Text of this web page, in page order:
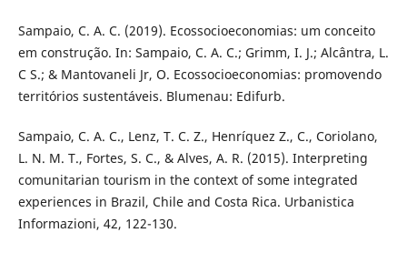
Sampaio, C. A. C. (2019). Ecossocioeconomias: um conceito
em construção. In: Sampaio, C. A. C.; Grimm, I. J.; Alcântra, L.
C S.; & Mantovaneli Jr, O. Ecossocioeconomias: promovendo
territórios sustentáveis. Blumenau: Edifurb.
Sampaio, C. A. C., Lenz, T. C. Z., Henríquez Z., C., Coriolano,
L. N. M. T., Fortes, S. C., & Alves, A. R. (2015). Interpreting
comunitarian tourism in the context of some integrated
experiences in Brazil, Chile and Costa Rica. Urbanistica
Informazioni, 42, 122-130.